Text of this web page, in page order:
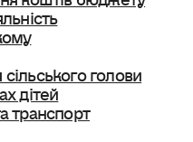
голови
дітей
транспорт